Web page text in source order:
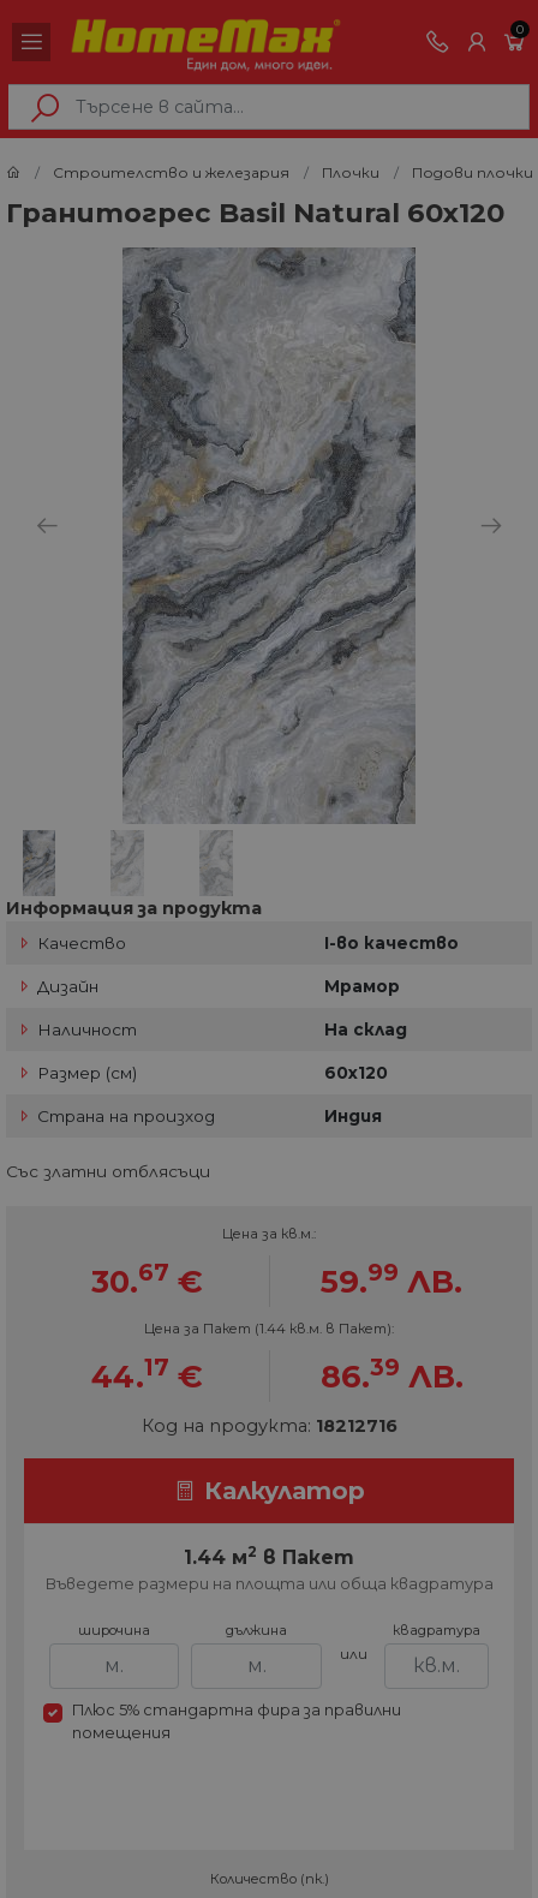
0
Строителство и железария Плочки Подови плочки
Гранитогрес Basil Natural 60х120
Информация за продукта
Качество I-во качество
Дизайн Мрамор
Наличност На склад
Размер (см) 60х120
Страна на произход Индия
Със златни отблясъци
Цена за кв.м.:
30.67 € 59.99 ЛВ.
Цена за Пакет (1.44 кв.м. в Пакет):
44.17 € 86.39 ЛВ.
Код на продукта: 18212716
Калкулатор
1.44 м2 в Пакет
Въведете размери на площта или обща квадратура
широчина дължина
или
квадратура
Плюс 5% стандартна фира за правилни
помещения
Количество (пк.)